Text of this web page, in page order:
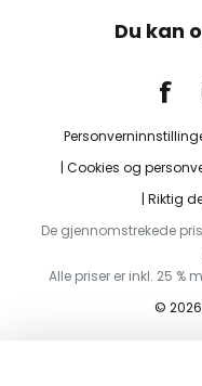
Du kan
Cookies og
Riktig
De gjennomstrekede
Alle priser er inkl. 25 %
©